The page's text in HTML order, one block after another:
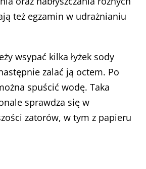
też egzamin w udrażnianiu
wsypać kilka łyżek sody
zalać ją octem. Po
spuścić wodę. Taka
sprawdza się w
zatorów, w tym z papieru